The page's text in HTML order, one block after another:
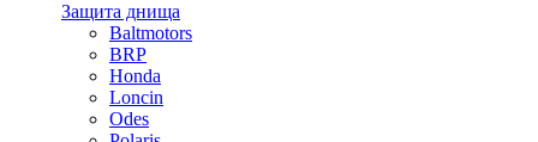
Защита днища
Baltmotors
BRP
Honda
Loncin
Odes